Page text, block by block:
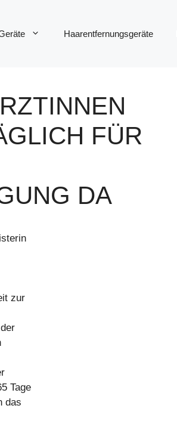
Haarentfernungsgeräte
FÜR
DA
zur
Tage
das